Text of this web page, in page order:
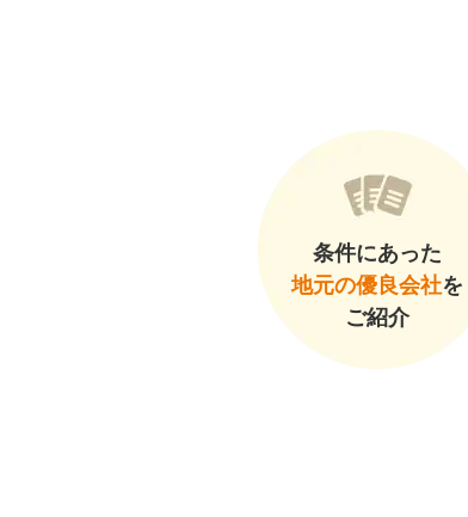
条件にあった
地元の優良会社を
ご紹介